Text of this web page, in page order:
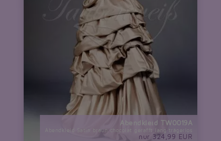
Abendkleid TW0019A
Abendkleid Satin braun chocolat gerafft lang trägerlos
nur 324,99 EUR